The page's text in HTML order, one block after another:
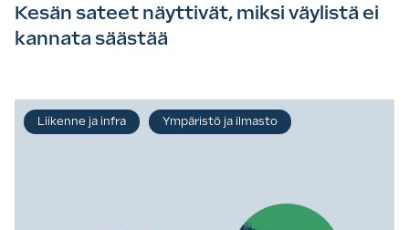
Kesän sateet näyttivät, miksi väylistä ei
kannata säästää
Liikenne ja infra Ympäristö ja ilmasto